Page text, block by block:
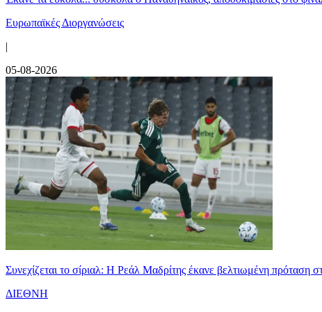
Ευρωπαϊκές Διοργανώσεις
|
05-08-2026
Συνεχίζεται το σίριαλ: Η Ρεάλ Μαδρίτης έκανε βελτιωμένη πρόταση
ΔΙΕΘΝΗ